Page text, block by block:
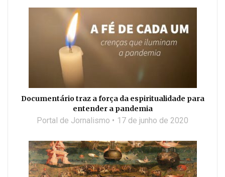
Documentário traz a força da espiritualidade para
entender a pandemia
Portal de Jornalismo 17 de junho de 2020